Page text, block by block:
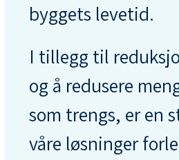
byggets levetid.
I tillegg til
og å redusere
som trengs, er en
våre løsninger